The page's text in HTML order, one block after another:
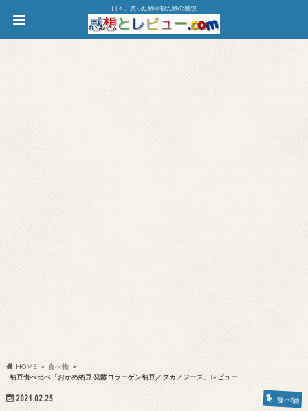
日々、買った物や観た物の感想
HOME
食べ物
納豆食べ比べ「おかめ納豆 発酵コラーゲン納豆／タカノフーズ」レビュー
2021.02.25 食べ物